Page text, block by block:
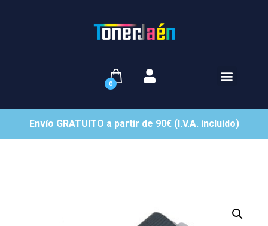
0
Envío GRATUITO a partir de 90€ (I.V.A. incluido)